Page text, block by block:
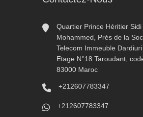
Quartier Prince Héritier Sidi
Mohammed, Prés de la
Telecom Immeuble
Etage N°18 Taroudant,
83000 Maroc
+212607783347
+212607783347